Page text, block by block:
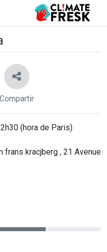
Compartir
(hora de Paris)
frans kracjberg , 21 Avenue